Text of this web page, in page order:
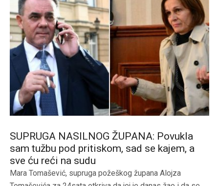
SUPRUGA NASILNOG ŽUPANA: Povukla
sam tužbu pod pritiskom, sad se kajem, a
sve ću reći na sudu
Mara Tomašević, supruga požeškog župana Alojza